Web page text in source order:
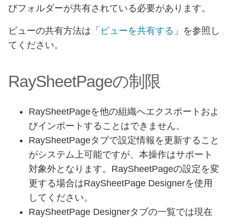
びフォルダーが共有されている必要があります。
ビューの共有方法は「 ビューを共有する 」を参照し
てください。
RaySheetPageの制限
RaySheetPageを他の組織へエクスポートおよ
びインポートすることはできません。
RaySheetPageタブで設定情報を更新すること
がシステム上可能ですが、本操作はサポート
対象外となります。RaySheetPageの設定を変
更する場合はRaySheetPage Designerを使用
してください。
RaySheetPage Designerタブの一覧では現在